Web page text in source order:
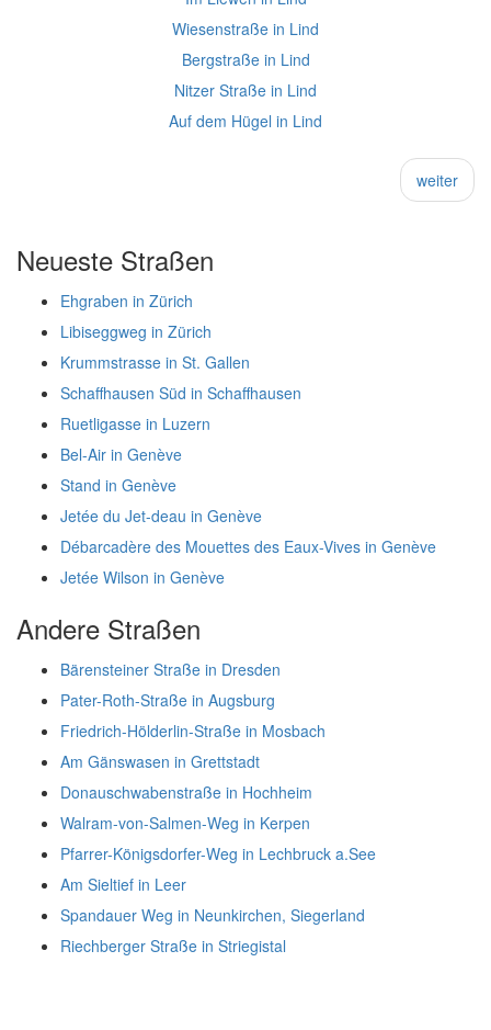
Wiesenstraße in Lind
Bergstraße in Lind
Nitzer Straße in Lind
Auf dem Hügel in Lind
weiter
Neueste Straßen
Ehgraben in Zürich
Libiseggweg in Zürich
Krummstrasse in St. Gallen
Schaffhausen Süd in Schaffhausen
Ruetligasse in Luzern
Bel-Air in Genève
Stand in Genève
Jetée du Jet-deau in Genève
Débarcadère des Mouettes des Eaux-Vives in Genève
Jetée Wilson in Genève
Andere Straßen
Bärensteiner Straße in Dresden
Pater-Roth-Straße in Augsburg
Friedrich-Hölderlin-Straße in Mosbach
Am Gänswasen in Grettstadt
Donauschwabenstraße in Hochheim
Walram-von-Salmen-Weg in Kerpen
Pfarrer-Königsdorfer-Weg in Lechbruck a.See
Am Sieltief in Leer
Spandauer Weg in Neunkirchen, Siegerland
Riechberger Straße in Striegistal